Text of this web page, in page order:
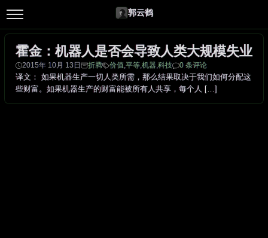
郭云鹤
霍金：机器人是否会导致人类大规模失业
2015年 10月 13日 折腾 价值,平等,机器,科技
0 条评论
译文： 如果机器生产一切人类所需，那么结果取决于我们如何分配这
些财富。如果机器生产的财富能被所有人共享，每个人 […]